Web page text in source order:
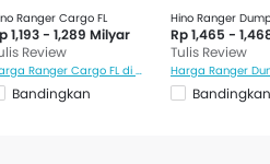
Ranger Cargo FL
1,193 - 1,289 Milyar
Review
Harga Ranger Cargo FL di Malang
Bandingkan
Hino Ranger
Rp 1,465 -
Tulis Review
Bandingkan